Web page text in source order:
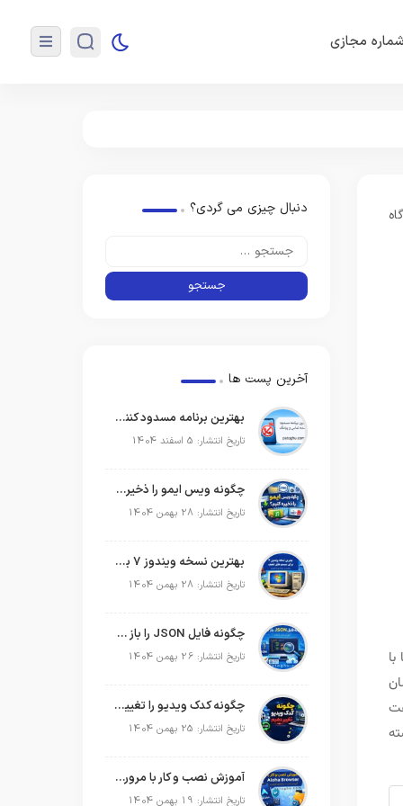
شماره مجازی
با
دنبال چیزی می گردی؟
آخرین پست ها
بهترین برنامه مسدود کننده تماس و پیامک در سال 2026
تاریخ انتشار: 5 اسفند 1404
چگونه ویس ایمو را ذخیره کنیم؟
تاریخ انتشار: 28 بهمن 1404
بهترین نسخه ویندوز 7 برای سیستم های ضعیف
تاریخ انتشار: 28 بهمن 1404
چگونه فایل JSON را باز کنیم؟
تاریخ انتشار: 26 بهمن 1404
چگونه کدک ویدیو را تغییر دهیم؟
تاریخ انتشار: 25 بهمن 1404
آموزش نصب و کار با مرورگر Aloha Browser
تاریخ انتشار: 19 بهمن 1404